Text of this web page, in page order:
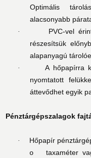
Optimális
alacsonyabb
·
PVC-vel
részesítsük
alapanyagú
·
A hőpapírra
nyomtatott
áttevődhet egyik
Pénztárgépszalagok
·
Hőpapír
o
taxaméter